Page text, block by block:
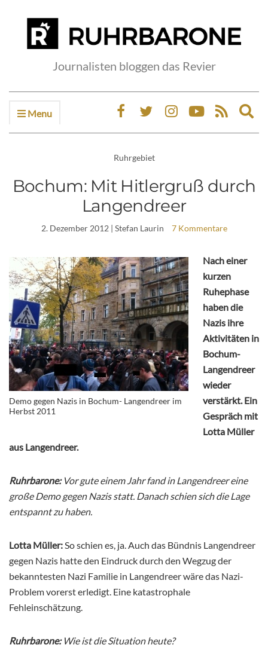
Journalisten bloggen das Revier
Menu
Ruhrgebiet
Bochum: Mit Hitlergruß durch
Langendreer
2. Dezember 2012| Stefan Laurin 7 Kommentare
Demo gegen Nazis in Bochum- Langendreer im
Herbst 2011
Nach einer
kurzen
Ruhephase
haben die
Nazis ihre
Aktivitäten in
Bochum-
Langendreer
wieder
verstärkt. Ein
Gespräch mit
Lotta Müller
aus Langendreer.
Ruhrbarone: Vor gute einem Jahr fand in Langendreer eine
große Demo gegen Nazis statt. Danach schien sich die Lage
entspannt zu haben.
Lotta Müller:So schien es, ja. Auch das Bündnis Langendreer
gegen Nazis hatte den Eindruck durch den Wegzug der
bekanntesten Nazi Familie in Langendreer wäre das Nazi-
Problem vorerst erledigt. Eine katastrophale
Fehleinschätzung.
Ruhrbarone:Wie ist die Situation heute?